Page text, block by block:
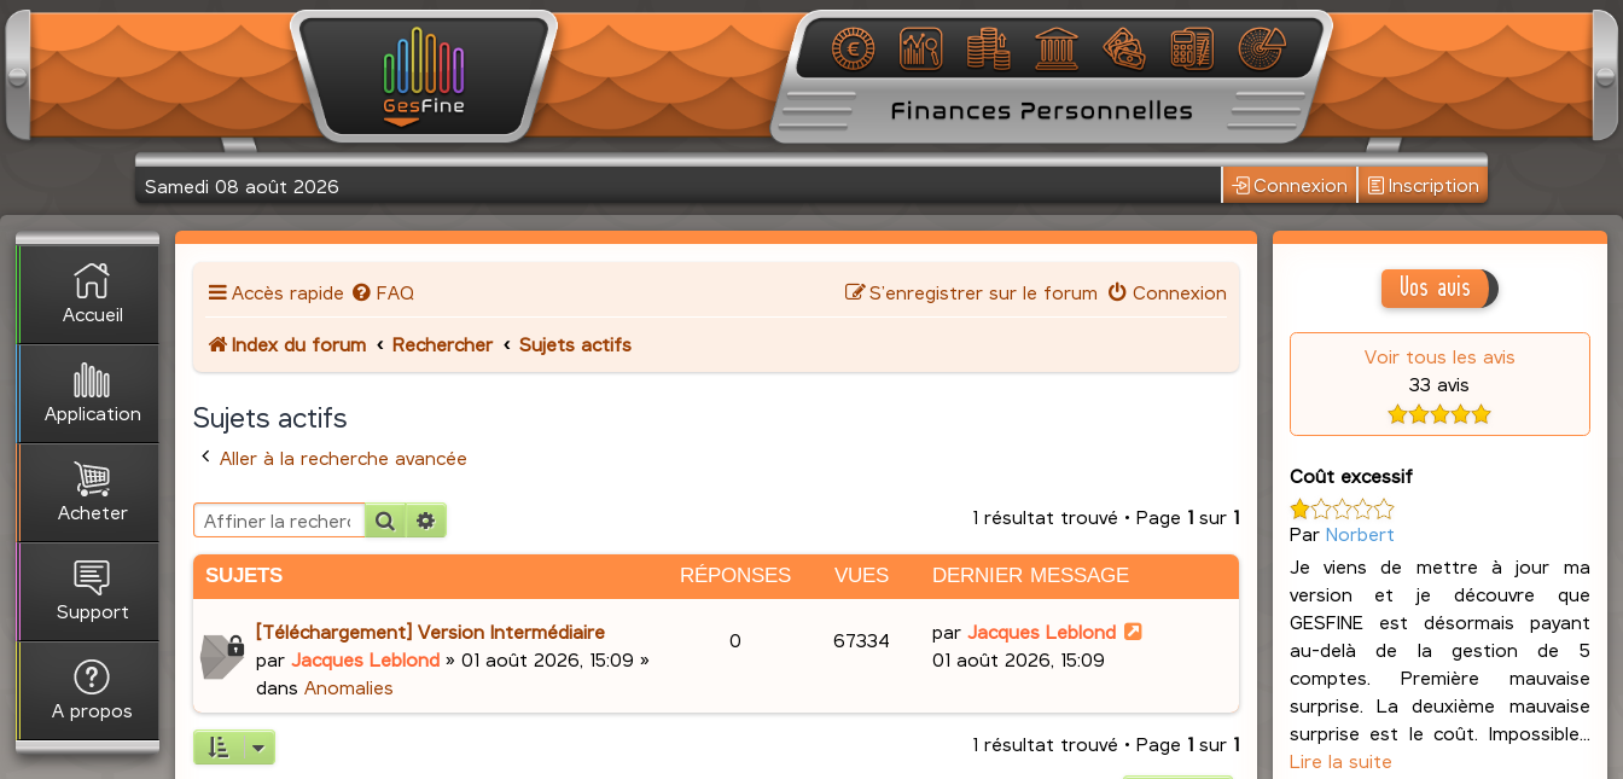
Samedi 08 août 2026 Connexion Inscription
Accueil
Application
Acheter
Support
A propos
Accès rapide FAQ Connexion
S’enregistrer sur le forum
Index du forum Rechercher Sujets actifs
Sujets actifs
Aller à la recherche avancée
Rechercher 1 résultat trouvé • Page 1sur 1
SUJETS RÉPONSES VUES DERNIER MESSAGE
[Téléchargement] Version Intermédiaire
parJacques Leblond »01 août 2026, 15:09 »
dansAnomalies
0R
67334
D
e
n
par Jacques Leblond
01 août 2026, 15:09
1 résultat trouvé • Page 1sur 1
Vos avis
Voir tous les avis
33 avis
Coût excessif
Par Norbert
Je viens de mettre à jour ma
version et je découvre que
GESFINE est désormais payant
au-delà de la gestion de 5
comptes. Première mauvaise
surprise. La deuxième mauvaise
surprise est le coût. Impossible...
Lire la suite